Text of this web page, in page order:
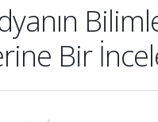
Bir